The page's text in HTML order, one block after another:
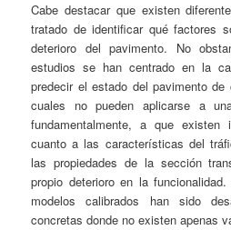
Cabe destacar que existen
tratado de identificar qué factores
deterioro del pavimento. No
estudios se han centrado en la
predecir el estado del pavimento de
cuales no pueden aplicarse a
fundamentalmente, a que existen
cuanto a las características del
las propiedades de la sección
propio deterioro en la
modelos calibrados han sido
concretas donde no existen apenas